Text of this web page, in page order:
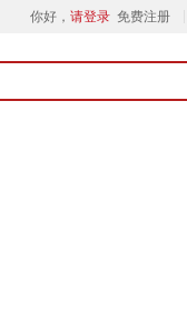
你好， 请登录 免费注册